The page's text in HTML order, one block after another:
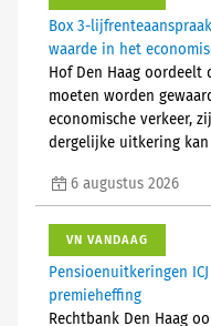
Box 3-
waarde in het
Hof Den Haag
moeten worden
economische verkeer,
dergelijke uitkering
6 augustus 2026
VN VANDAAG
Pensioenuitkeringen
premieheffing
Rechtbank Den Haag